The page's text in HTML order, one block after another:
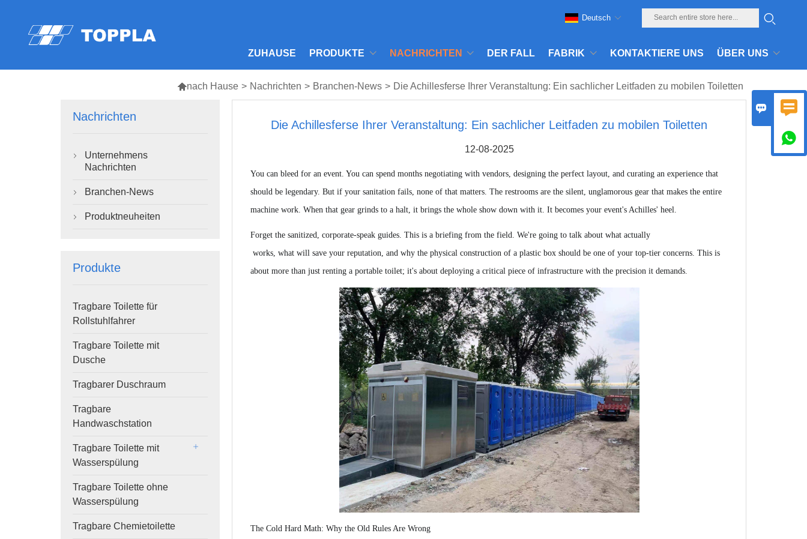
ZUHAUSE PRODUKTE NACHRICHTEN DER FALL FABRIK KONTAKTIERE UNS ÜBER UNS
Deutsch
nach Hause > Nachrichten > Branchen-News > Die Achillesferse Ihrer Veranstaltung: Ein sachlicher Leitfaden zu mobilen Toiletten
Nachrichten

Unternehmens
Nachrichten
 Branchen-News
 Produktneuheiten
Produkte
Tragbare Toilette für
Rollstuhlfahrer
Tragbare Toilette mit
Dusche
Tragbarer Duschraum
Tragbare
Handwaschstation
Tragbare Toilette mit
Wasserspülung
Tragbare Toilette ohne
Wasserspülung
Tragbare Chemietoilette
Die Achillesferse Ihrer Veranstaltung: Ein sachlicher Leitfaden zu mobilen Toiletten
12-08-2025
You can bleed for an event. You can spend months negotiating with vendors, designing the perfect layout, and curating an experience that
should be legendary. But if your sanitation fails, none of that matters. The restrooms are the silent, unglamorous gear that makes the entire
machine work. When that gear grinds to a halt, it brings the whole show down with it. It becomes your event's Achilles' heel.
Forget the sanitized, corporate-speak guides. This is a briefing from the field. We're going to talk about whatactually
works, what will save your reputation, and why the physical construction of a plastic box should be one of your top-tier concerns. This is
about more than just renting a portable toilet; it's about deploying a critical piece of infrastructure with the precision it demands.
The Cold Hard Math: Why the Old Rules Are Wrong
 
